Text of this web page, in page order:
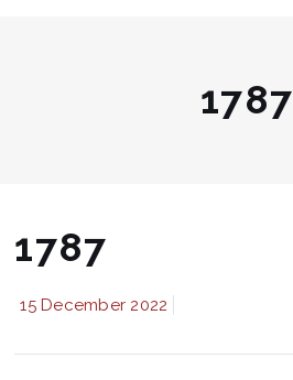
1787
1787
15 December 2022